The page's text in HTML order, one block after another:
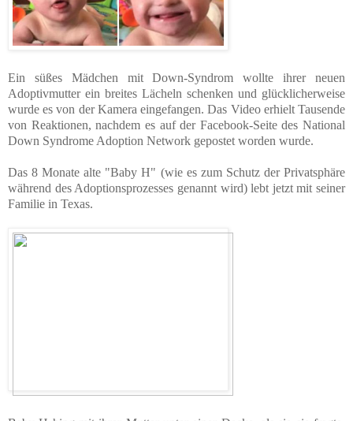
Ein süßes Mädchen mit Down-Syndrom wollte ihrer neuen
Adoptivmutter ein breites Lächeln schenken und glücklicherweise
wurde es von der Kamera eingefangen. Das Video erhielt Tausende
von Reaktionen, nachdem es auf der Facebook-Seite des National
Down Syndrome Adoption Network gepostet worden wurde.
Das 8 Monate alte "Baby H" (wie es zum Schutz der Privatsphäre
während des Adoptionsprozesses genannt wird) lebt jetzt mit seiner
Familie in Texas.